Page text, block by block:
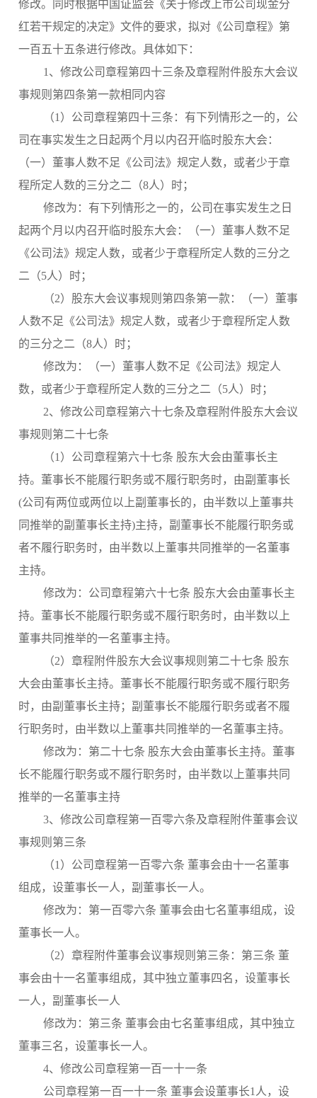
修改。同时根据中国证监会《关于修改上市公司现金分
红若干规定的决定》文件的要求，拟对《公司章程》第
一百五十五条进行修改。具体如下：
1、修改公司章程第四十三条及章程附件股东大会议
事规则第四条第一款相同内容
（1）公司章程第四十三条：有下列情形之一的，公
司在事实发生之日起两个月以内召开临时股东大会：
（一）董事人数不足《公司法》规定人数，或者少于章
程所定人数的三分之二（8人）时；
修改为：有下列情形之一的，公司在事实发生之日
起两个月以内召开临时股东大会：（一）董事人数不足
《公司法》规定人数，或者少于章程所定人数的三分之
二（5人）时；
（2） 股东大会议事规则第四条第一款：（一）董事
人数不足《公司法》规定人数，或者少于章程所定人数
的三分之二（8人）时；
修改为：（一）董事人数不足《公司法》规定人
数，或者少于章程所定人数的三分之二（5人）时；
2、修改公司章程第六十七条及章程附件股东大会议
事规则第二十七条
（1）公司章程第六十七条 股东大会由董事长主
持。董事长不能履行职务或不履行职务时，由副董事长
(公司有两位或两位以上副董事长的，由半数以上董事共
同推举的副董事长主持)主持，副董事长不能履行职务或
者不履行职务时，由半数以上董事共同推举的一名董事
主持。
修改为：公司章程第六十七条 股东大会由董事长主
持。董事长不能履行职务或不履行职务时，由半数以上
董事共同推举的一名董事主持。
（2）章程附件股东大会议事规则第二十七条 股东
大会由董事长主持。董事长不能履行职务或不履行职务
时，由副董事长主持；副董事长不能履行职务或者不履
行职务时，由半数以上董事共同推举的一名董事主持。
修改为：第二十七条 股东大会由董事长主持。董事
长不能履行职务或不履行职务时，由半数以上董事共同
推举的一名董事主持
3、修改公司章程第一百零六条及章程附件董事会议
事规则第三条
（1）公司章程第一百零六条 董事会由十一名董事
组成，设董事长一人，副董事长一人。
修改为：第一百零六条 董事会由七名董事组成，设
董事长一人。
（2）章程附件董事会议事规则第三条：第三条 董
事会由十一名董事组成，其中独立董事四名，设董事长
一人，副董事长一人
修改为：第三条 董事会由七名董事组成，其中独立
董事三名，设董事长一人。
4、修改公司章程第一百一十一条
公司章程第一百一十一条 董事会设董事长1人，设